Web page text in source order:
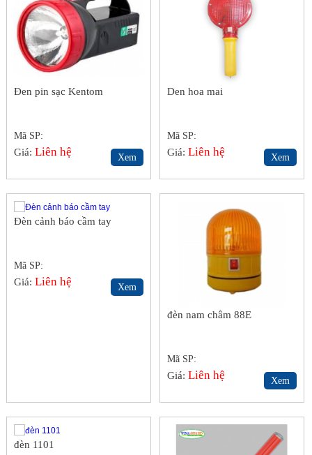
Đen pin sạc Kentom
Mã SP:
Giá:Liên hệ Xem
Den hoa mai
Mã SP:
Giá:Liên hệ Xem
Đèn cảnh báo cầm tay
Mã SP:
Giá:Liên hệ Xem
đèn nam châm 88E
Mã SP:
Giá:Liên hệ Xem
đèn 1101